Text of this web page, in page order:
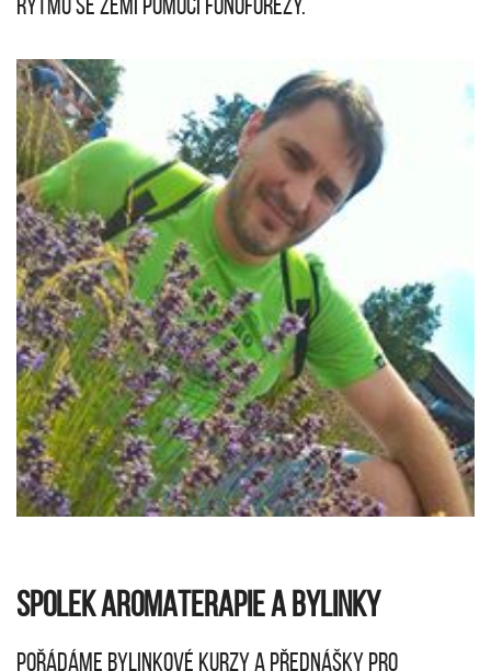
SPOLEK AROMATERAPIE A BYLINKY
Pořádáme bylinkové kurzy a přednášky pro